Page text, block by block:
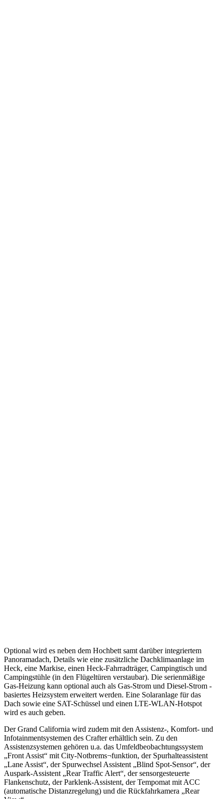
Optional wird es neben dem Hochbett samt darüber integriertem
Panoramadach, Details wie eine zusätzliche Dachklimaanlage im
Heck, eine Markise, einen Heck-Fahrradträger, Campingtisch und
Campingstühle (in den Flügeltüren verstaubar). Die serienmäßige
Gas-Heizung kann optional auch als Gas-Strom und Diesel-Strom -
basiertes Heizsystem erweitert werden. Eine Solaranlage für das
Dach sowie eine SAT-Schüssel und einen LTE-WLAN-Hotspot
wird es auch geben.
Der Grand California wird zudem mit den Assistenz-, Komfort- und
Infotainmentsystemen des Crafter erhältlich sein. Zu den
Assistenzsystemen gehören u.a. das Umfeldbeobachtungssystem
„Front Assist“ mit City-Notbrems¬funktion, der Spurhalteassistent
„Lane Assist“, der Spurwechsel Assistent „Blind Spot-Sensor“, der
Auspark-Assistent „Rear Traffic Alert“, der sensorgesteuerte
Flankenschutz, der Parklenk-Assistent, der Tempomat mit ACC
(automatische Distanzregelung) und die Rückfahrkamera „Rear